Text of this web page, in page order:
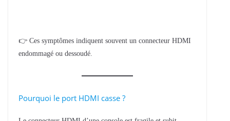
👉 Ces symptômes indiquent souvent un connecteur HDMI
endommagé ou dessoudé.
Pourquoi le port HDMI casse ?